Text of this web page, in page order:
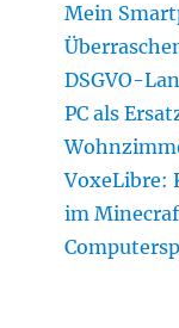
Mein
DSGVO-
PC als
VoxeLibre:
im